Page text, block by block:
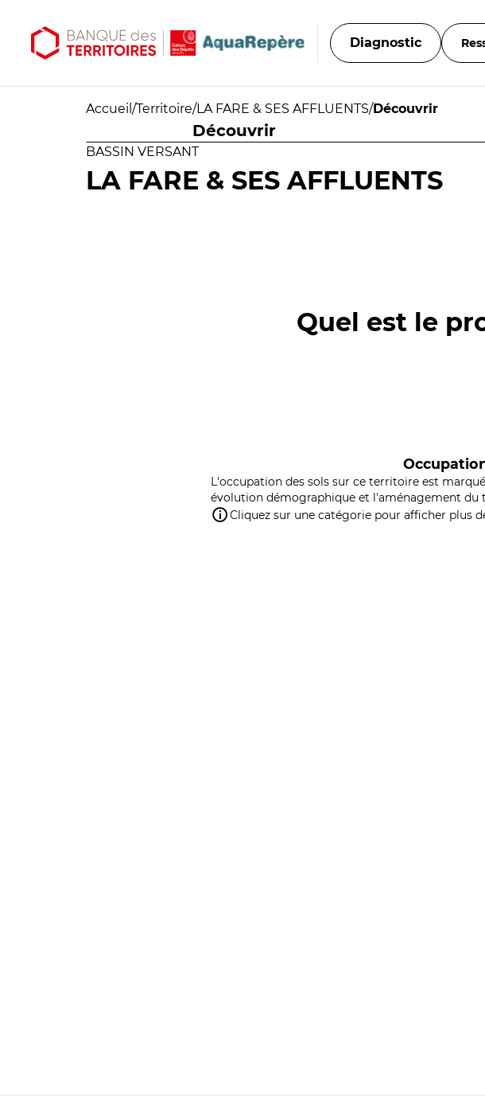
Diagnostic
Accueil /Territoire/LA FARE & SES AFFLUENTS/Découvrir
Découvrir
BASSIN VERSANT
LA FARE & SES AFFLUENTS
Quel est le
L'occupation des sols sur ce territoire est
évolution démographique et l'aménagement du
Cliquez sur une catégorie pour afficher plus